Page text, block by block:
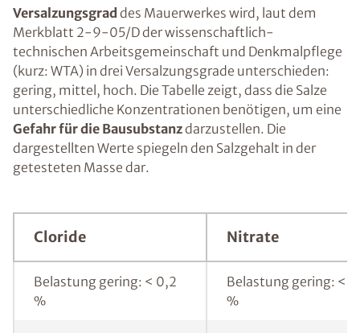
Versalzungsgrad des Mauerwerkes wird, laut dem
Merkblatt 2-9-05/D der wissenschaftlich-
technischen Arbeitsgemeinschaft und Denkmalpflege
(kurz: WTA) in drei Versalzungsgrade unterschieden:
gering, mittel, hoch. Die Tabelle zeigt, dass die Salze
unterschiedliche Konzentrationen benötigen, um eine
Gefahr für die Bausubstanzdarzustellen. Die
dargestellten Werte spiegeln den Salzgehalt in der
getesteten Masse dar.
Cloride Nitrate
Belastung gering: < 0,2
%
Belastung gering: <
%